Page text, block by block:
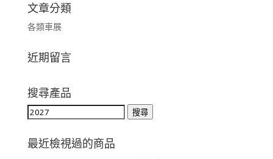
文章分類
各類車展
近期留言
搜尋產品
搜
關
搜尋
最近檢視過的商品